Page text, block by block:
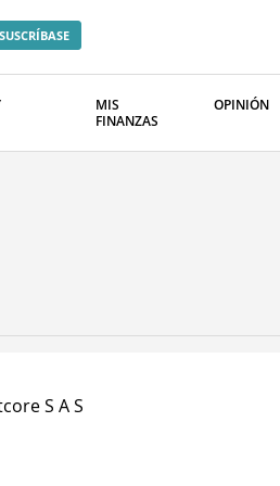
SUSCRÍBASE
MIS
FINANZAS
OPINIÓN
S A S